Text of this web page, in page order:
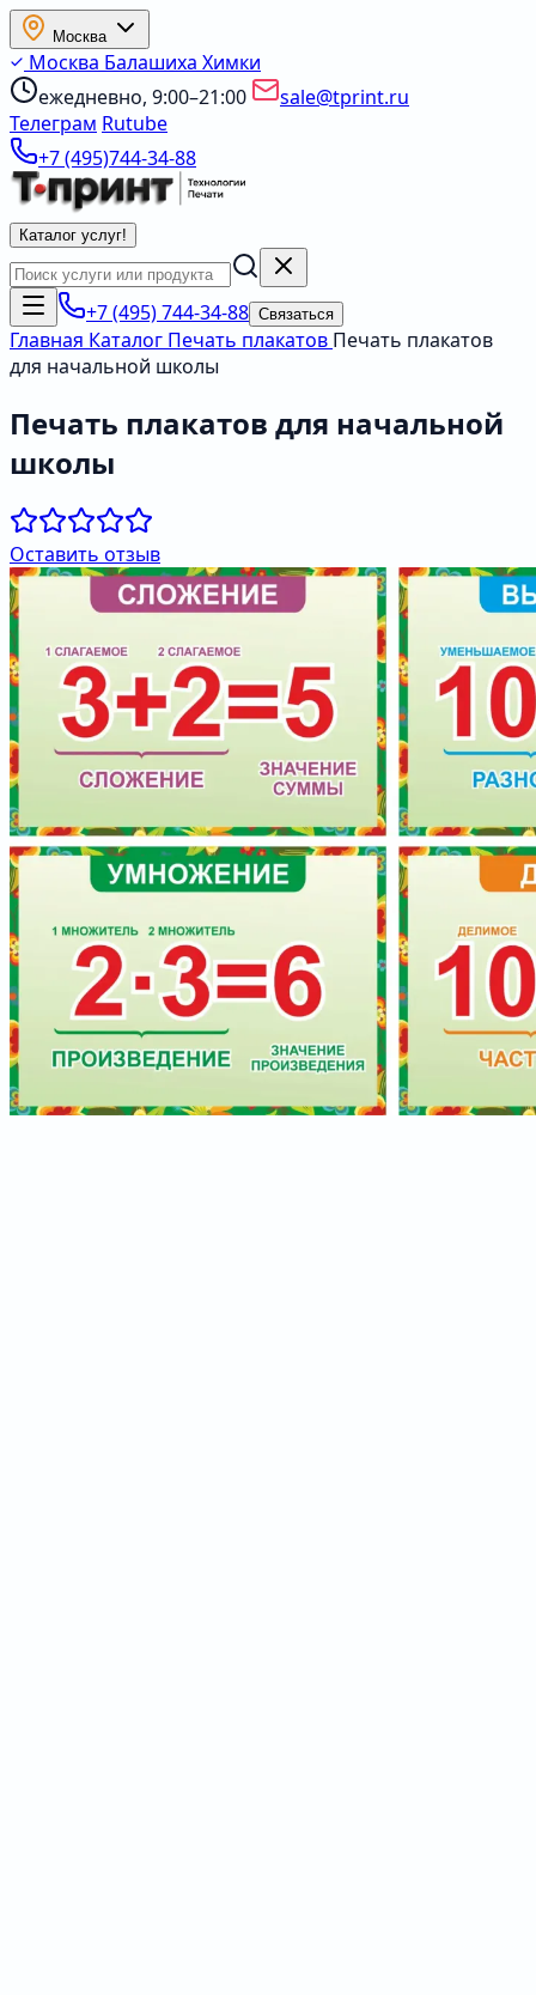
Москва
Москва Балашиха Химки
ежедневно, 9:00–21:00
sale@tprint.ru
Телеграм Rutube
+7 (495)744-34-88
Каталог услуг!
+7 (495) 744-34-88 Связаться
Главная Каталог Печать плакатов Печать плакатов
для начальной школы
Печать плакатов для начальной
школы
Оставить отзыв